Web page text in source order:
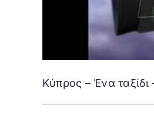
Κύπρος – Ένα ταξίδι